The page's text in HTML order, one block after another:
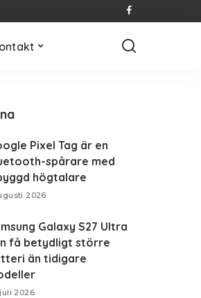
Pixel Tag är en
spårare med
högtalare
2026
Galaxy S27 Ultra
få betydligt större
än tidigare
2026